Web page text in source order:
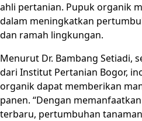
ahli pertanian. Pupuk organik
dalam meningkatkan
dan ramah lingkungan.
Menurut Dr. Bambang Setiadi,
dari Institut Pertanian Bogor,
organik dapat memberikan
panen. “Dengan
terbaru, pertumbuhan